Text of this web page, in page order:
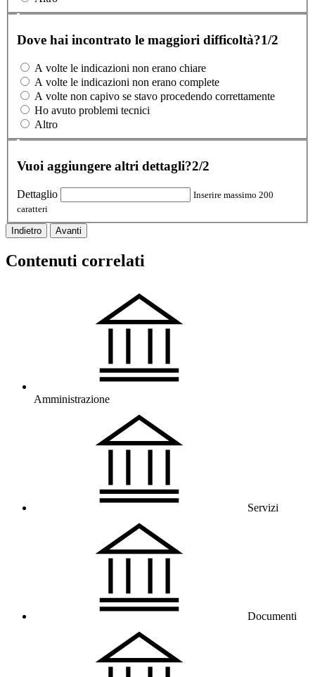
Dove hai incontrato le maggiori difficoltà?1/2
A volte le indicazioni non erano chiare
A volte le indicazioni non erano complete
A volte non capivo se stavo procedendo correttamente
Ho avuto problemi tecnici
Altro
Vuoi aggiungere altri dettagli?2/2
Dettaglio
Inserire massimo 200
caratteri
Indietro Avanti
Contenuti correlati
Amministrazione
Servizi
Documenti